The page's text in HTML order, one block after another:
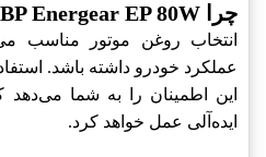
چرا BP Energear EP 80W را انتخاب کنیم؟
انتخاب روغن موتور مناسب
عملکرد خودرو داشته باشد.
این اطمینان را به شما
ایده‌آلی عمل خواهد کرد.